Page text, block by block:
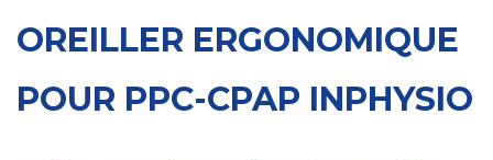
OREILLER ERGONOMIQUE
POUR PPC-CPAP INPHYSIO